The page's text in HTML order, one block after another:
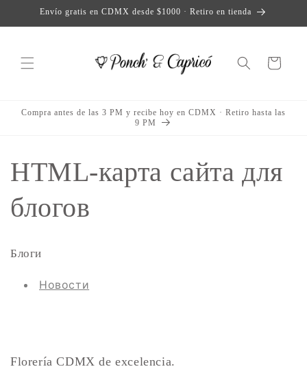
контенту
Envío gratis en CDMX desde $1000 · Retiro en tienda
Корзина
Compra antes de las 3 PM y recibe hoy en CDMX · Retiro hasta las
9 PM
HTML-карта сайта для
блогов
Блоги
Новости
Florería CDMX de excelencia.